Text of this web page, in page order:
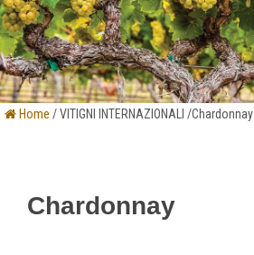
Home / VITIGNI INTERNAZIONALI /Chardonnay
Chardonnay